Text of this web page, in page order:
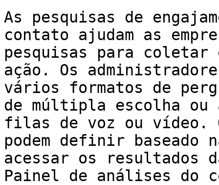
As pesquisas de
contato ajudam as
pesquisas para coletar
ação. Os
vários formatos de
de múltipla escolha
filas de voz ou vídeo.
podem definir baseado
acessar os resultados
Painel de análises do